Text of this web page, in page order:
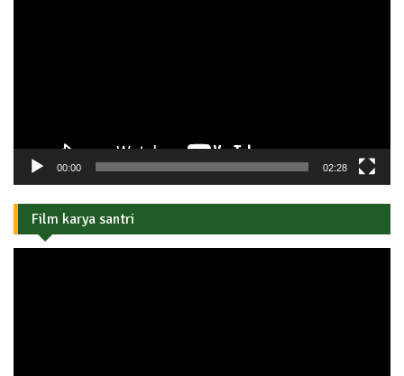
00:00 02:28
Film karya santri